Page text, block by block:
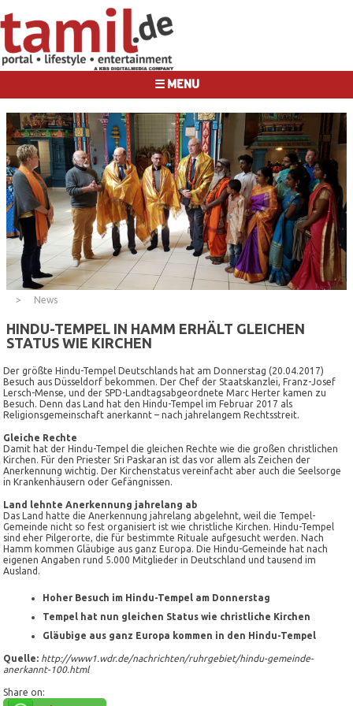
☰ MENU
News
HINDU-TEMPEL IN HAMM ERHÄLT GLEICHEN
STATUS WIE KIRCHEN
Der größte Hindu-Tempel Deutschlands hat am Donnerstag (20.04.2017)
Besuch aus Düsseldorf bekommen. Der Chef der Staatskanzlei, Franz-Josef
Lersch-Mense, und der SPD-Landtagsabgeordnete Marc Herter kamen zu
Besuch. Denn das Land hat den Hindu-Tempel im Februar 2017 als
Religionsgemeinschaft anerkannt – nach jahrelangem Rechtsstreit.
Gleiche Rechte
Damit hat der Hindu-Tempel die gleichen Rechte wie die großen christlichen
Kirchen. Für den Priester Sri Paskaran ist das vor allem als Zeichen der
Anerkennung wichtig. Der Kirchenstatus vereinfacht aber auch die Seelsorge
in Krankenhäusern oder Gefängnissen.
Land lehnte Anerkennung jahrelang ab
Das Land hatte die Anerkennung jahrelang abgelehnt, weil die Tempel-
Gemeinde nicht so fest organisiert ist wie christliche Kirchen. Hindu-Tempel
sind eher Pilgerorte, die für bestimmte Rituale aufgesucht werden. Nach
Hamm kommen Gläubige aus ganz Europa. Die Hindu-Gemeinde hat nach
eigenen Angaben rund 5.000 Mitglieder in Deutschland und tausend im
Ausland.
Hoher Besuch im Hindu-Tempel am Donnerstag
Tempel hat nun gleichen Status wie christliche Kirchen
Gläubige aus ganz Europa kommen in den Hindu-Tempel
Quelle: http://www1.wdr.de/nachrichten/ruhrgebiet/hindu-gemeinde-
anerkannt-100.html
Share on: